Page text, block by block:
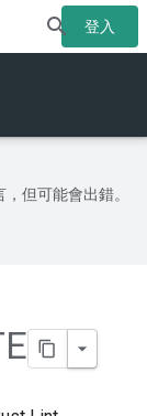
登入
但可能會出錯。